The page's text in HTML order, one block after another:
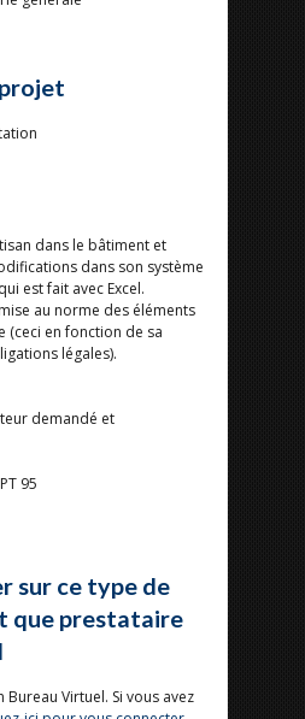
dans le bâtiment et
dans son système
est fait avec Excel.
au norme des éléments
(ceci en fonction de sa
légales).
demandé et
95
sur ce type de
que prestataire
Virtuel. Si vous avez